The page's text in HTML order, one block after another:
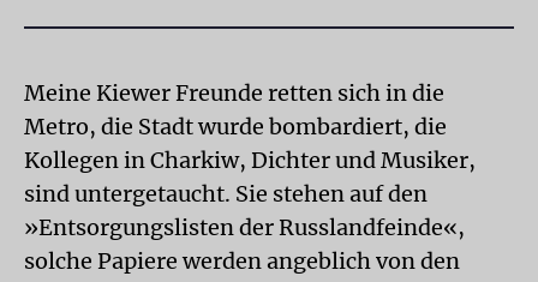
Meine Kiewer Freunde retten sich in die
Metro, die Stadt wurde bombardiert, die
Kollegen in Charkiw, Dichter und Musiker,
sind untergetaucht. Sie stehen auf den
»Entsorgungslisten der Russlandfeinde«,
solche Papiere werden angeblich von den